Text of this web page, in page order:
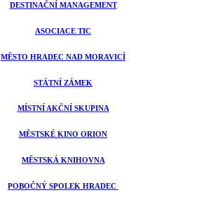
DESTINAČNÍ MANAGEMENT
ASOCIACE TIC
MĚSTO HRADEC NAD MORAVICÍ
STÁTNÍ ZÁMEK
MÍSTNÍ AKČNÍ SKUPINA
MĚSTSKÉ KINO ORION
MĚSTSKÁ KNIHOVNA
POBOČNÝ SPOLEK HRADEC